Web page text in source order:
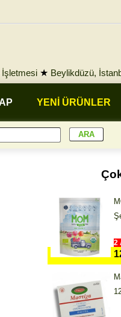
İşletmesi ★ Beylikdüzü,
YENİ ÜRÜNLER
2